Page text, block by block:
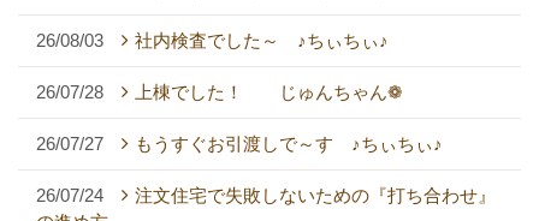
26/08/03 社内検査でした～ ♪ちぃちぃ♪
26/07/28 上棟でした！ じゅんちゃん❁
26/07/27 もうすぐお引渡しで～す ♪ちぃちぃ♪
26/07/24
注文住宅で失敗しないための『打ち合わせ』